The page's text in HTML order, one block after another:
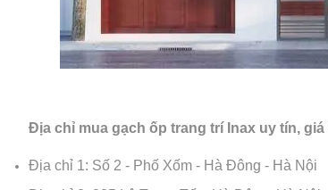
Địa chỉ mua gạch ốp trang trí Inax uy tín, giá
Địa chỉ 1: Số 2 - Phố Xốm - Hà Đông - Hà Nội